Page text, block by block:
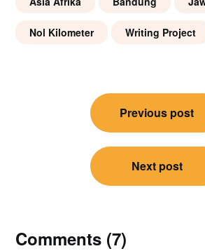
Nol Kilometer Writing Project
navigation
Previous post
Next post
Comments (7)